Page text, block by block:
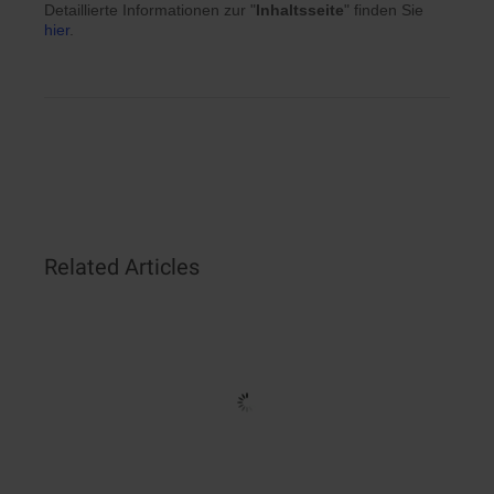
Detaillierte Informationen zur "Inhaltsseite" finden Sie
hier.
Related Articles